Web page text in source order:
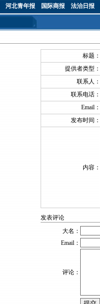
河北青年报 国际商报 法治日报
标题：
提供者类型：
联系人：
联系电话：
Email：
发布时间：
内容：
发表评论
大名：
Email：
评论：